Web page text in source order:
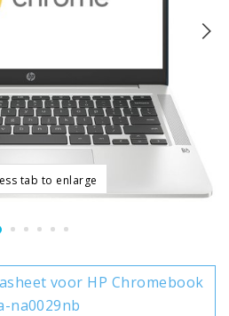
tab to enlarge
voor HP Chromebook
na0029nb